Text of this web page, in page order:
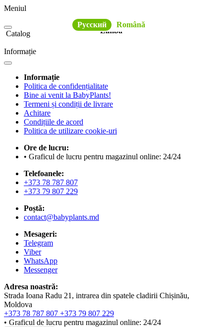
Meniul
Limba
Русский
Română
Catalog
Informație
Informație
Politica de confidențialitate
Bine ai venit la BabyPlants!
Termeni și condiții de livrare
Achitare
Condițiile de acord
Politica de utilizare cookie-uri
Ore de lucru:
• Graficul de lucru pentru magazinul online: 24/24
Telefoanele:
+373 78 787 807
+373 79 807 229
Poștă:
contact@babyplants.md
Mesageri:
Telegram
Viber
WhatsApp
Messenger
Adresa noastră:
Strada Ioana Radu 21, intrarea din spatele cladirii Chișinău,
Moldova
+373 78 787 807 +373 79 807 229
• Graficul de lucru pentru magazinul online: 24/24